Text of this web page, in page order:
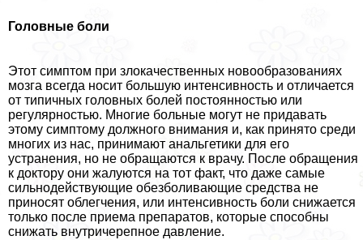
Головные боли
Этот симптом при злокачественных новообразованиях
мозга всегда носит большую интенсивность и отличается
от типичных головных болей постоянностью или
регулярностью. Многие больные могут не придавать
этому симптому должного внимания и, как принято среди
многих из нас, принимают aнaльгетики для его
устранения, но не обращаются к врачу. После обращения
к доктору они жалуются на тот факт, что даже самые
сильнодействующие обезболивающие средства не
приносят облегчения, или интенсивность боли снижается
только после приема препаратов, которые способны
снижать внутричерепное давление.